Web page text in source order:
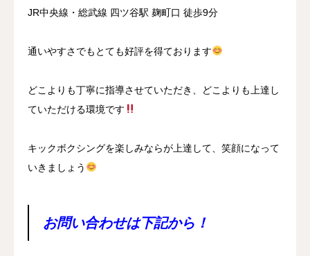
JR中央線・総武線 四ツ谷駅 麹町口 徒歩9分
通いやすさでもとても好評を得ております
どこよりも丁寧に指導させていただき、どこよりも上達し
ていただける環境です
キックボクシングを楽しみならが上達して、笑顔になって
いきましょう
お問い合わせは下記から！